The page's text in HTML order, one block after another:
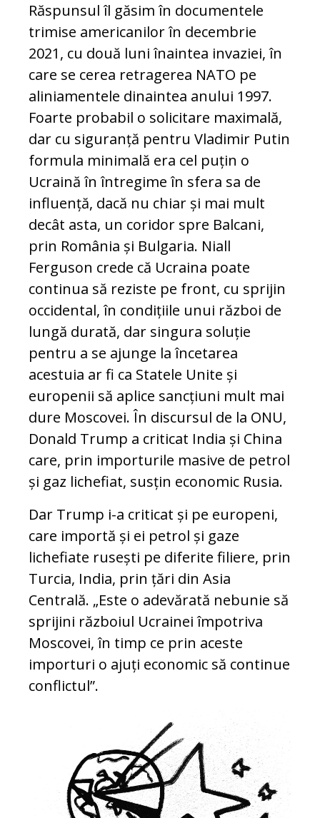
Răspunsul îl găsim în documentele
trimise americanilor în decembrie
2021, cu două luni înaintea invaziei, în
care se cerea retragerea NATO pe
aliniamentele dinaintea anului 1997.
Foarte probabil o solicitare maximală,
dar cu siguranță pentru Vladimir Putin
formula minimală era cel puțin o
Ucraină în întregime în sfera sa de
influență, dacă nu chiar și mai mult
decât asta, un coridor spre Balcani,
prin România și Bulgaria. Niall
Ferguson crede că Ucraina poate
continua să reziste pe front, cu sprijin
occidental, în condițiile unui război de
lungă durată, dar singura soluție
pentru a se ajunge la încetarea
acestuia ar fi ca Statele Unite și
europenii să aplice sancțiuni mult mai
dure Moscovei. În discursul de la ONU,
Donald Trump a criticat India și China
care, prin importurile masive de petrol
și gaz lichefiat, susțin economic Rusia.
Dar Trump i-a criticat și pe europeni,
care importă și ei petrol și gaze
lichefiate rusești pe diferite filiere, prin
Turcia, India, prin țări din Asia
Centrală. „Este o adevărată nebunie să
sprijini războiul Ucrainei împotriva
Moscovei, în timp ce prin aceste
importuri o ajuți economic să continue
conflictul”.